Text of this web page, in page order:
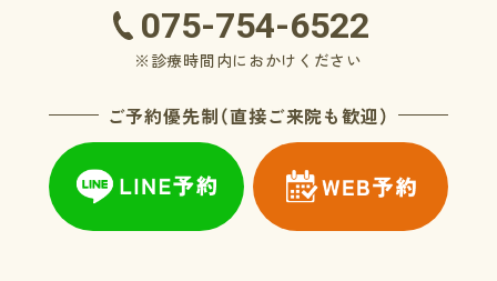
075-754-6522
※診療時間内におかけください
ご予約優先制（直接ご来院も歓迎）